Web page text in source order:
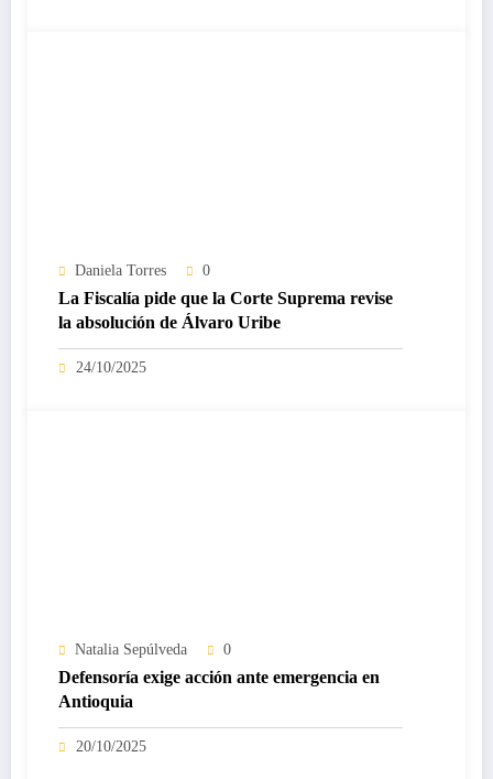
Daniela Torres 0
La Fiscalía pide que la Corte Suprema revise
la absolución de Álvaro Uribe
24/10/2025
Natalia Sepúlveda 0
Defensoría exige acción ante emergencia en
Antioquia
20/10/2025